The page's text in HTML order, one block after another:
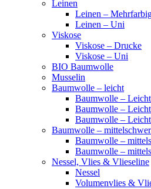
Leinen
Leinen –
Leinen – Uni
Viskose
Viskose – Drucke
Viskose – Uni
BIO Baumwolle
Musselin
Baumwolle – leicht
Baumwolle –
Baumwolle –
Baumwolle –
Baumwolle –
Baumwolle –
Baumwolle –
Nessel, Vlies & Vlieseline
Nessel
Volumenvlies &